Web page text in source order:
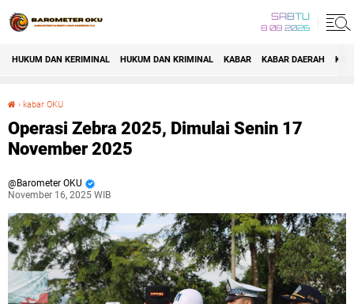
SABTU
8 08 2026
HUKUM DAN KERIMINAL HUKUM DAN KRIMINAL KABAR KABAR DAERAH
› kabar OKU
Operasi Zebra 2025, Dimulai Senin 17
November 2025
Barometer OKU
November 16, 2025 WIB